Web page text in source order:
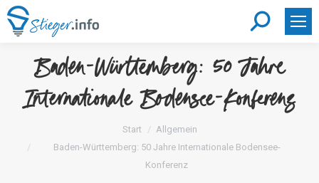
Search:
Baden-Württemberg: 50 Jahre
Internationale Bodensee-Konferenz
Sie befinden sich hier:Start
Allgemein
Baden-Württemberg: 50 Jahre Internationale Bodensee-
Konferenz